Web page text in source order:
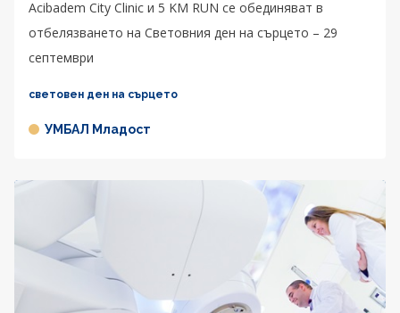
Acibadem City Clinic и 5 KM RUN се обединяват в
отбелязването на Световния ден на сърцето – 29
септември
световен ден на сърцето
УМБАЛ Младост